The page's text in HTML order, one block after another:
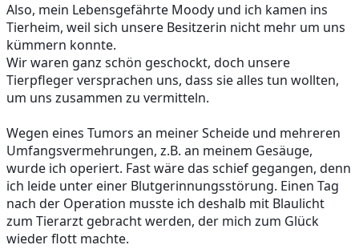
Also, mein Lebensgefährte Moody und ich kamen ins
Tierheim, weil sich unsere Besitzerin nicht mehr um uns
kümmern konnte.
Wir waren ganz schön geschockt, doch unsere
Tierpfleger versprachen uns, dass sie alles tun wollten,
um uns zusammen zu vermitteln.
Wegen eines Tumors an meiner Scheide und mehreren
Umfangsvermehrungen, z.B. an meinem Gesäuge,
wurde ich operiert. Fast wäre das schief gegangen, denn
ich leide unter einer Blutgerinnungsstörung. Einen Tag
nach der Operation musste ich deshalb mit Blaulicht
zum Tierarzt gebracht werden, der mich zum Glück
wieder flott machte.